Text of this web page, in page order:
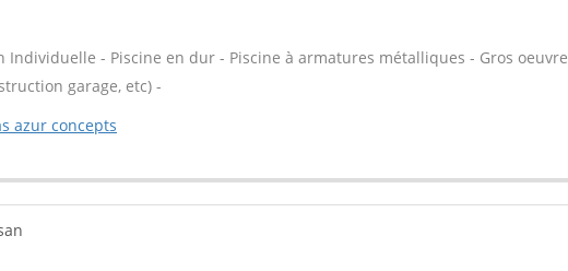
Individuelle - Piscine en dur - Piscine à armatures métalliques - Gros oeuvre
garage, etc) -
azur concepts